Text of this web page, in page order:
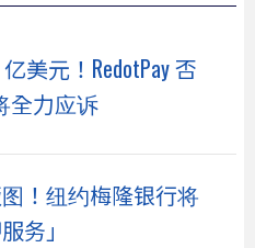
美元！RedotPay 否
全力应诉
！纽约梅隆银行将
务」